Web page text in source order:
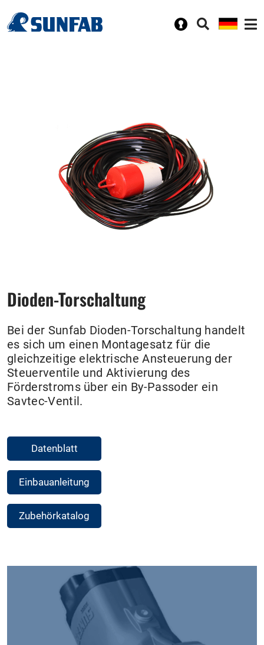
Dioden-Torschaltung
Bei der Sunfab Dioden-Torschaltung handelt
es sich um einen Montagesatz für die
gleichzeitige elektrische Ansteuerung der
Steuerventile und Aktivierung des
Förderstroms über ein By-Passoder ein
Savtec-Ventil.
Datenblatt
Einbauanleitung
Zubehörkatalog